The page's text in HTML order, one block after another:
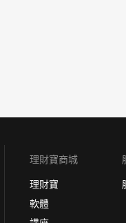
理財寶商城
理財寶
軟體